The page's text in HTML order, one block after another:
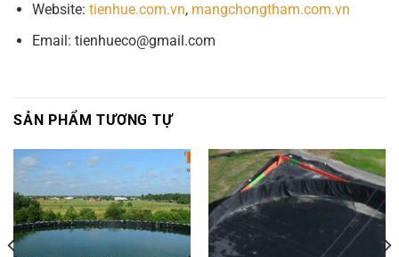
Website: tienhue.com.vn, mangchongtham.com.vn
Email: tienhueco@gmail.com
SẢN PHẨM TƯƠNG TỰ